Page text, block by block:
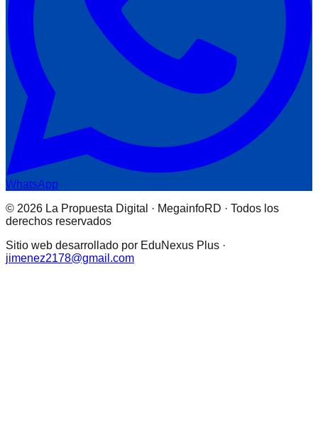
WhatsApp
© 2026 La Propuesta Digital · MegainfoRD · Todos los
derechos reservados
Sitio web desarrollado por EduNexus Plus ·
jimenez2178@gmail.com